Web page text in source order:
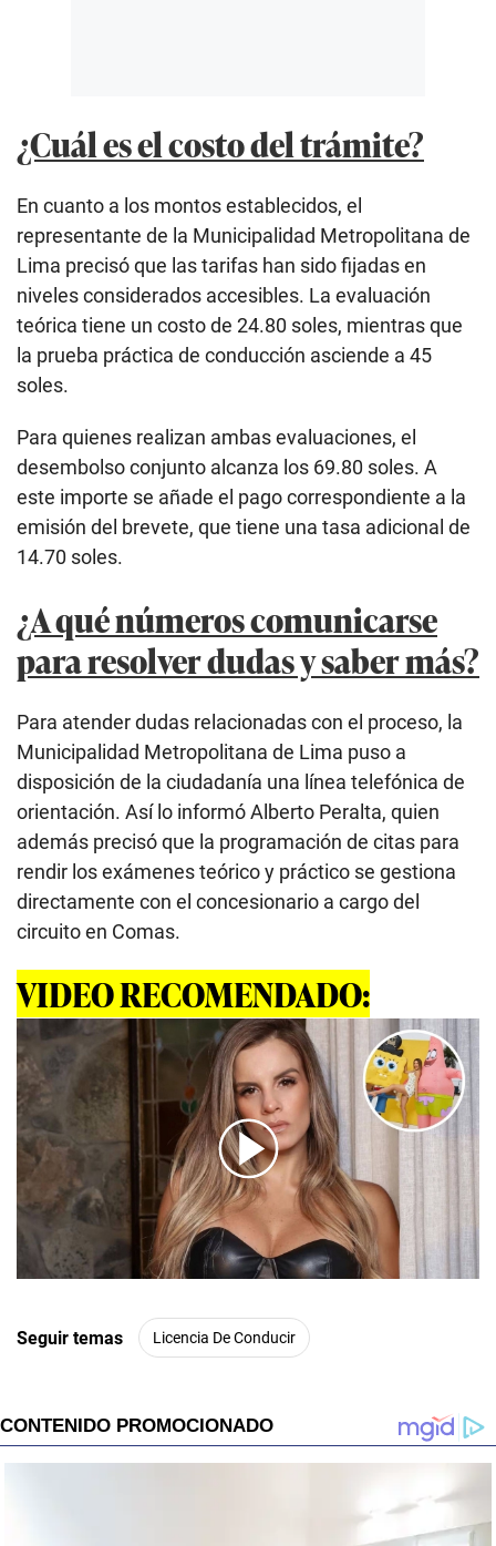
¿Cuál es el costo del trámite?
En cuanto a los montos establecidos, el
representante de la Municipalidad Metropolitana de
Lima precisó que las tarifas han sido fijadas en
niveles considerados accesibles. La evaluación
teórica tiene un costo de 24.80 soles, mientras que
la prueba práctica de conducción asciende a 45
soles.
Para quienes realizan ambas evaluaciones, el
desembolso conjunto alcanza los 69.80 soles. A
este importe se añade el pago correspondiente a la
emisión del brevete, que tiene una tasa adicional de
14.70 soles.
¿A qué números comunicarse
para resolver dudas y saber más?
Para atender dudas relacionadas con el proceso, la
Municipalidad Metropolitana de Lima puso a
disposición de la ciudadanía una línea telefónica de
orientación. Así lo informó Alberto Peralta, quien
además precisó que la programación de citas para
rendir los exámenes teórico y práctico se gestiona
directamente con el concesionario a cargo del
circuito en Comas.
VIDEO RECOMENDADO:
00:00 01:00
Seguir temas Licencia De Conducir